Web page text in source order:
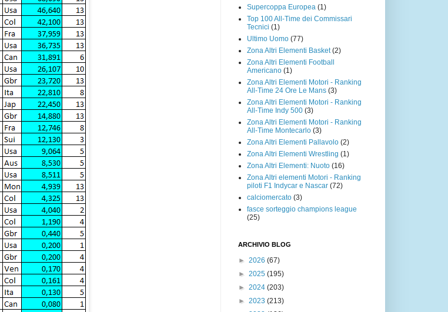
Supercoppa Europea (1)
Top 100 All-Time dei Commissari
Tecnici (1)
Ultimo Uomo (77)
Zona Altri Elementi Basket (2)
Zona Altri Elementi Football
Americano (1)
Zona Altri Elementi Motori - Ranking
All-Time 24 Ore Le Mans (3)
Zona Altri Elementi Motori - Ranking
All-Time Indy 500 (3)
Zona Altri Elementi Motori - Ranking
All-Time Montecarlo (3)
Zona Altri Elementi Pallavolo (2)
Zona Altri Elementi Wrestling (1)
Zona Altri Elementi: Nuoto (16)
Zona Altri elementi Motori - Ranking
piloti F1 Indycar e Nascar (72)
calciomercato (3)
fasce sorteggio champions league
(25)
ARCHIVIO BLOG
► 2026 (67)
► 2025 (195)
► 2024 (203)
► 2023 (213)